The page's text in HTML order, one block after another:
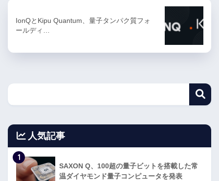
IonQとKipu Quantum、量子タンパク質フォ
ールディ…
人気記事
1
SAXON Q、100超の量子ビットを搭載した常
温ダイヤモンド量子コンピュータを発表